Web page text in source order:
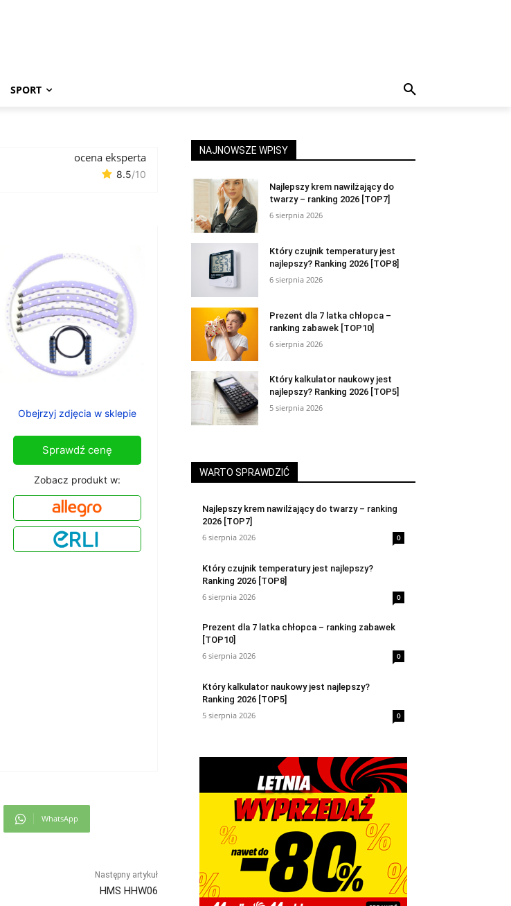
SPORT
ocena eksperta
8.5/10
Obejrzyj zdjęcia w sklepie
Sprawdź cenę
Zobacz produkt w:
WhatsApp
Następny artykuł
HMS HHW06
NAJNOWSZE WPISY
Najlepszy krem nawilżający do
twarzy – ranking 2026 [TOP7]
6 sierpnia 2026
Który czujnik temperatury jest
najlepszy? Ranking 2026 [TOP8]
6 sierpnia 2026
Prezent dla 7 latka chłopca –
ranking zabawek [TOP10]
6 sierpnia 2026
Który kalkulator naukowy jest
najlepszy? Ranking 2026 [TOP5]
5 sierpnia 2026
WARTO SPRAWDZIĆ
Najlepszy krem nawilżający do twarzy – ranking
2026 [TOP7]
6 sierpnia 2026
0
Który czujnik temperatury jest najlepszy?
Ranking 2026 [TOP8]
6 sierpnia 2026
0
Prezent dla 7 latka chłopca – ranking zabawek
[TOP10]
6 sierpnia 2026
0
Który kalkulator naukowy jest najlepszy?
Ranking 2026 [TOP5]
5 sierpnia 2026
0